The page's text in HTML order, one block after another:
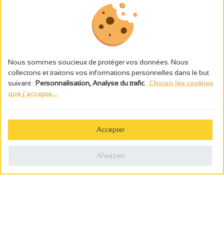
L’abus d’alcool est dangereux pour la santé, à consommer avec
Politique de confidentialité
Nous sommes soucieux de protéger vos données. Nous
collectons et traitons vos informations personnelles dans le but
suivant : Personnalisation, Analyse du trafic Choisir les cookies
que j'accepte...
Accepter
Afwijzen